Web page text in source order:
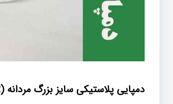
دمپایی پلاستیکی سایز بزرگ مردانه (42 – 47)